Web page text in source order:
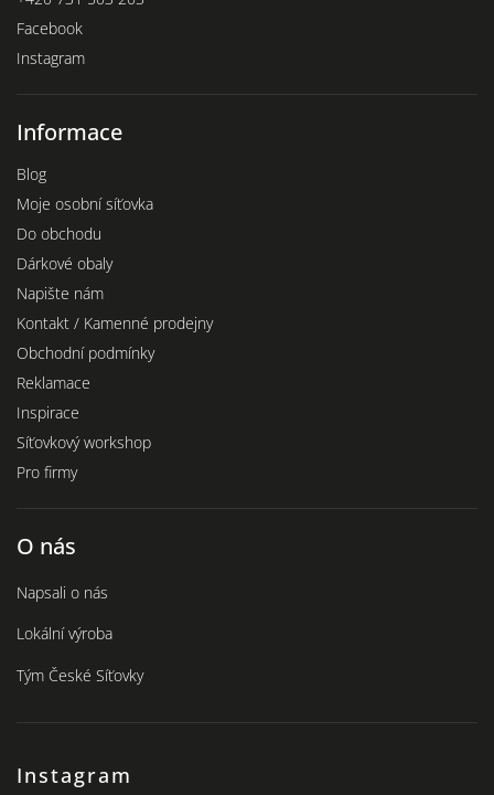
Facebook
Instagram
Informace
Blog
Moje osobní síťovka
Do obchodu
Dárkové obaly
Napište nám
Kontakt / Kamenné prodejny
Obchodní podmínky
Reklamace
Inspirace
Síťovkový workshop
Pro firmy
O nás
Napsali o nás
Lokální výroba
Tým České Síťovky
Instagram